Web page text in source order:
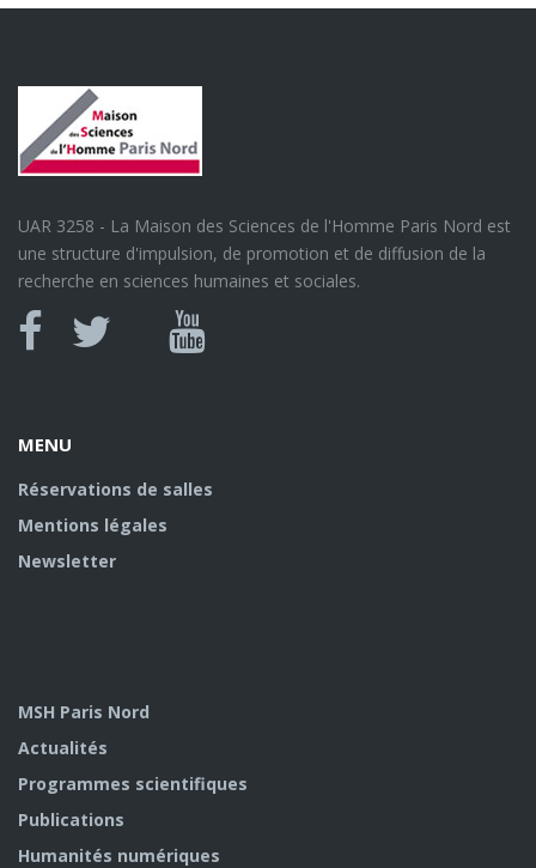
UAR 3258 - La Maison des Sciences de l'Homme Paris Nord est
une structure d'impulsion, de promotion et de diffusion de la
recherche en sciences humaines et sociales.
Canal
MENU
Réservations de salles
Mentions légales
Newsletter
MSH Paris Nord
Actualités
Programmes scientifiques
Publications
Humanités numériques